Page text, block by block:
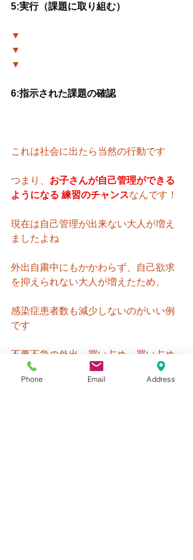
5:実行（課題に取り組む）
▼
▼
▼
6:指示された課題の確認
これは社会に出たら当然の行動です
つまり、 お子さんが自己管理ができる
ようになる 練習のチャンスなんです！
現在は自己管理が出来ない大人が増え
ましたよね
外出自粛中にもかかわらず、自己欲求
を抑えられない大人が増えたため、
感染症患者数も減少しないのがいい例
です
不要不急の外出、買い占め、買い占め
による返品、マスク・手洗いエチケッ
ト…Phone Email Address